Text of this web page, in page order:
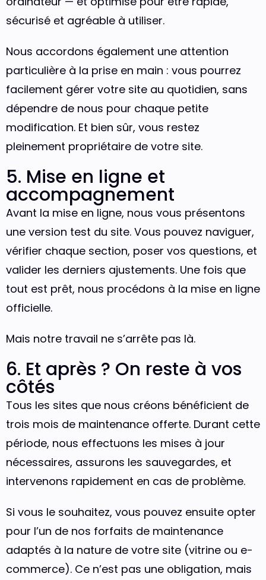
sécurisé et agréable à utiliser.
Nous accordons également une attention
particulière à la prise en main : vous pourrez
facilement gérer votre site au quotidien, sans
dépendre de nous pour chaque petite
modification. Et bien sûr, vous restez
pleinement propriétaire de votre site.
5. Mise en ligne et
accompagnement
Avant la mise en ligne, nous vous présentons
une version test du site. Vous pouvez naviguer,
vérifier chaque section, poser vos questions, et
valider les derniers ajustements. Une fois que
tout est prêt, nous procédons à la mise en ligne
officielle.
Mais notre travail ne s’arrête pas là.
6. Et après ? On reste à vos
côtés
Tous les sites que nous créons bénéficient de
trois mois de maintenance offerte. Durant cette
période, nous effectuons les mises à jour
nécessaires, assurons les sauvegardes, et
intervenons rapidement en cas de problème.
Si vous le souhaitez, vous pouvez ensuite opter
pour l’un de nos forfaits de maintenance
adaptés à la nature de votre site (vitrine ou e-
commerce). Ce n’est pas une obligation, mais